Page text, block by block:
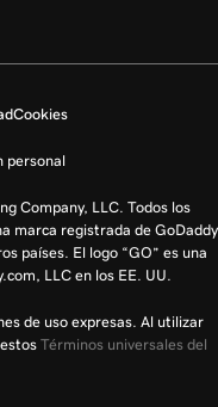
Cookies
personal
Company, LLC. Todos los
marca registrada de GoDaddy
países. El logo “GO” es una
LLC en los EE. UU.
de uso expresas. Al utilizar
Términos universales del